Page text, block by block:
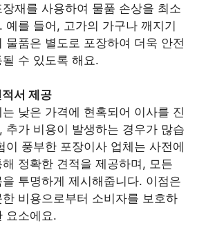
재를 사용하여 물품 손상을 최소
예를 들어, 고가의 가구나 깨지기
물품은 별도로 포장하여 더욱 안전
수 있도록 해요.
서 제공
낮은 가격에 현혹되어 이사를 진
추가 비용이 발생하는 경우가 많습
이 풍부한 포장이사 업체는 사전에
정확한 견적을 제공하며, 모든
투명하게 제시해줍니다. 이점은
비용으로부터 소비자를 보호하
요소에요.